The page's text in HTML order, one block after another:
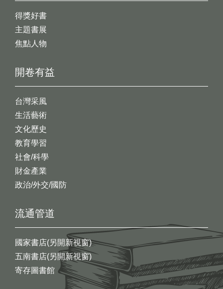
開卷有益
台灣采風
生活藝術
文化歷史
教育學習
社會/科學
財金產業
政治/外交/國防
得獎好書
主題書展
焦點人物
流通管道
國家書店(另開新視窗)
五南書店(另開新視窗)
寄存圖書館